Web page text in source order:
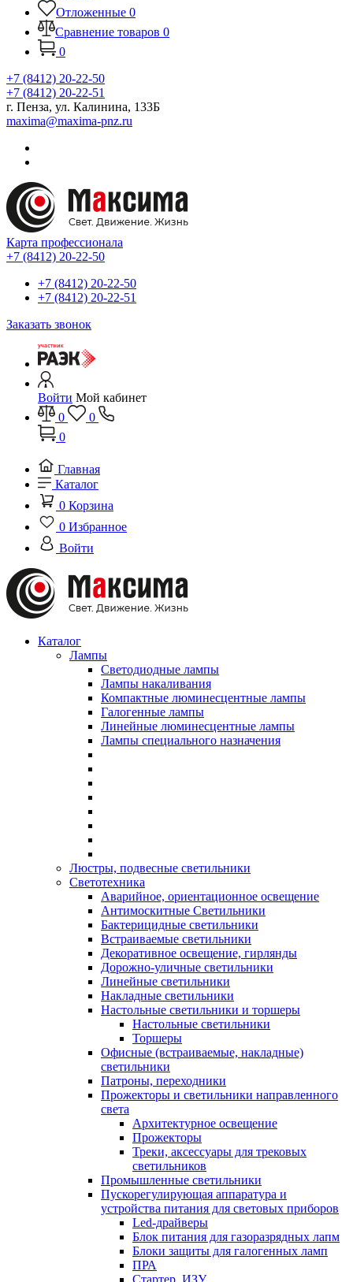
Отложенные 0
Сравнение товаров 0
0
+7 (8412) 20-22-50
+7 (8412) 20-22-51
г. Пенза, ул. Калинина, 133Б
maxima@maxima-pnz.ru
Карта профессионала
+7 (8412) 20-22-50
+7 (8412) 20-22-50
+7 (8412) 20-22-51
Заказать звонок
Войти Мой кабинет
0
0
0
Главная
Каталог
0 Корзина
0 Избранное
Войти
Каталог
Лампы
Светодиодные лампы
Лампы накаливания
Компактные люминесцентные лампы
Галогенные лампы
Линейные люминесцентные лампы
Лампы специального назначения
Люстры, подвесные светильники
Светотехника
Аварийное, ориентационное освещение
Антимоскитные Светильники
Бактерицидные светильники
Встраиваемые светильники
Декоративное освещение, гирлянды
Дорожно-уличные светильники
Линейные светильники
Накладные светильники
Настольные светильники и торшеры
Настольные светильники
Торшеры
Офисные (встраиваемые, накладные)
светильники
Патроны, переходники
Прожекторы и светильники направленного
света
Архитектурное освещение
Прожекторы
Треки, аксессуары для трековых
светильников
Промышленные светильники
Пускорегулирующая аппаратура и
устройства питания для световых приборов
Led-драйверы
Блок питания для газоразрядных лапм
Блоки защиты для галогенных ламп
ПРА
Стартер, ИЗУ